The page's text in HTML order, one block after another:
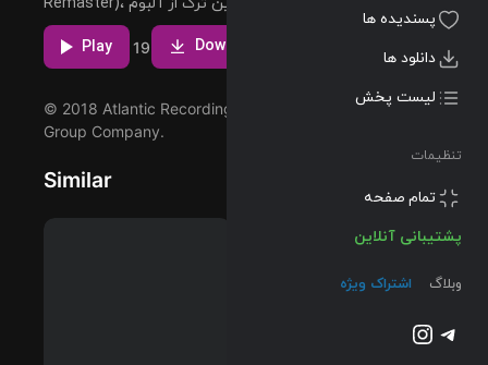
پسندیده ها
دانلود ها
لیست پخش
تنظیمات
پشتیبانی آنلاین
وبلاگ اشتراک ویژه
تلگرام
اینستاگرم
@2023-2026 Musilon
(Remaster) که توسط Led Zeppelin اجرا شده است را
میتوانید با دو کیفیت 320 و FLAC دریافت کنید.
مشاهده بیشتر
Play Download
© 2018 Atlantic Recording Corporation, a Warner Music